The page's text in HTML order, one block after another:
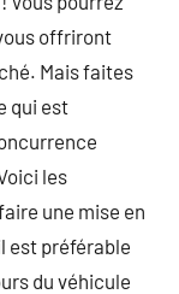
offriront
Mais faites
qui est
les
une mise en
est préférable
du véhicule